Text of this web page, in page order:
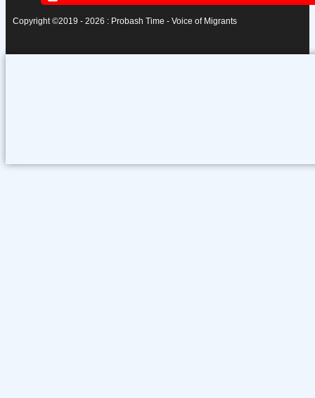
Copyright ©2019 - 2026 : Probash Time - Voice of Migrants